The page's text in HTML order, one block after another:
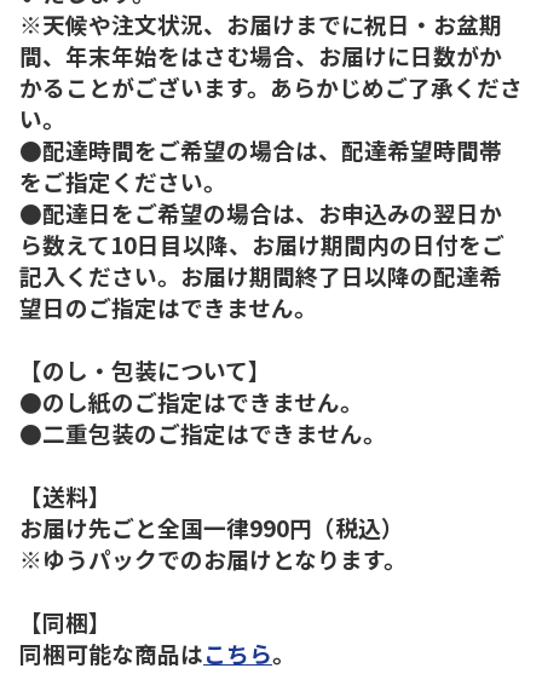
※天候や注文状況、お届けまでに祝日・お盆期
間、年末年始をはさむ場合、お届けに日数がか
かることがございます。あらかじめご了承くださ
い。
●配達時間をご希望の場合は、配達希望時間帯
をご指定ください。
●配達日をご希望の場合は、お申込みの翌日か
ら数えて10日目以降、お届け期間内の日付をご
記入ください。お届け期間終了日以降の配達希
望日のご指定はできません。
【のし・包装について】
●のし紙のご指定はできません。
●二重包装のご指定はできません。
【送料】
お届け先ごと全国一律990円（税込）
※ゆうパックでのお届けとなります。
【同梱】
同梱可能な商品はこちら。